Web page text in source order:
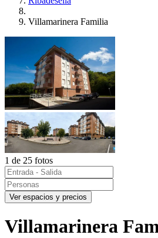
Villamarinera Familia
1 de 25 fotos
Ver espacios y precios
Villamarinera